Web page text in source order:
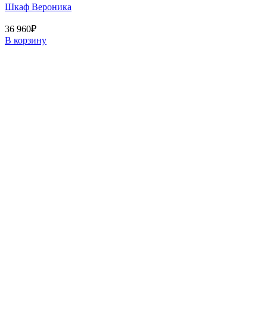
Шкаф Вероника
36 960₽
В корзину